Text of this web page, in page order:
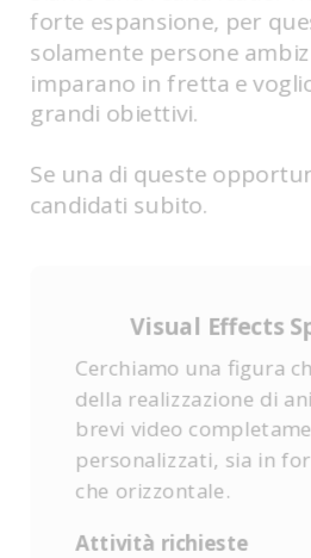
forte espansione, per
solamente persone
imparano in fretta e
grandi obiettivi.
Se una di queste
candidati subito.
Visual Effects
Cerchiamo una figura
della realizzazione di
brevi video
personalizzati, sia in
che orizzontale.
Attività richieste